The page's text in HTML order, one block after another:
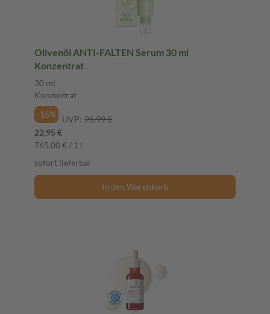
Olivenöl ANTI-FALTEN Serum 30 ml
Konzentrat
30 ml
Konzentrat
-15%
UVP: 26,99 €
22,95 €
765,00 € / 1 l
sofort lieferbar
In den Warenkorb